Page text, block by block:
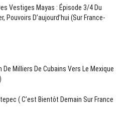
Vestiges Mayas : Épisode 3/4 Du
Pouvoirs D’aujourd’hui (sur France-
De Milliers De Cubains Vers Le Mexique
( C’est Bientôt Demain Sur France